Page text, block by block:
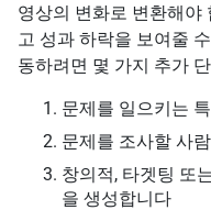
영상의 변화로 변환해야
고 성과 하락을 보여줄
동하려면 몇 가지 추가
문제를 일으키는
문제를 조사할 사
창의적, 타겟팅 또
을 생성합니다